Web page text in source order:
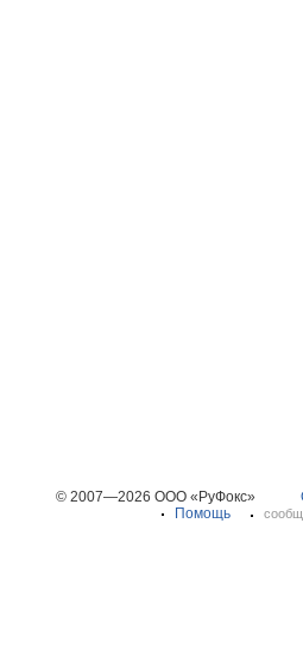
© 2007—2026 ООО «РуФокс»
Помощь